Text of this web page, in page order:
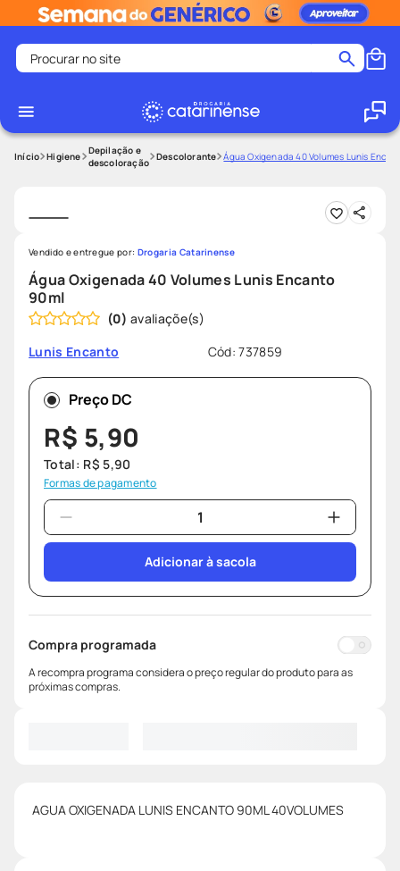
Procurar no site
1
2 º
medley
7º
protetor solar
8º
desodorante
9º
fralda pampers
10º teste gravidez
Higiene
Depilação e
descoloração Descolorante Água Oxigenada 40 Volumes Lunis
Água Oxigenada 40 Volumes Lunis Encanto
90ml
(0)
Lunis Encanto
Cód:737859
Vendido e entregue por: Drogaria Catarinense
Preço DC
R$ 5,90
Total: R$ 5,90
Formas de pagamento
Adicionar à sacola
Compra programada
A recompra programa considera o preço regular do produto para as
próximas compras.
AGUA OXIGENADA LUNIS ENCANTO 90ML 40VOLUMES